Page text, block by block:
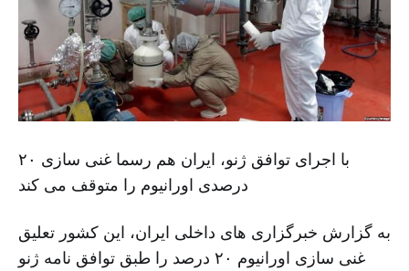
با اجرای توافق ژنو، ایران هم رسما غنی سازی ۲۰
درصدی اورانیوم را متوقف می کند
به گزارش خبرگزاری های داخلی ایران، این کشور تعلیق
غنی سازی اورانیوم ۲۰ درصد را طبق توافق نامه ژنو